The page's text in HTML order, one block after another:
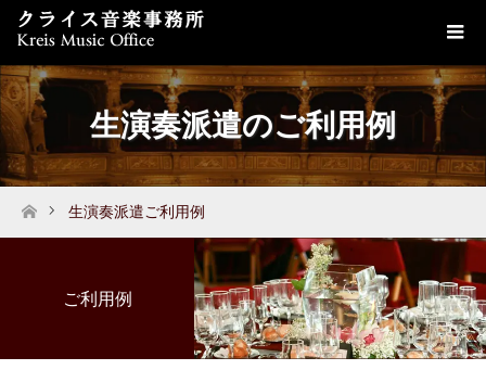
生演奏派遣のご利用例
生演奏派遣ご利用例
ご利用例